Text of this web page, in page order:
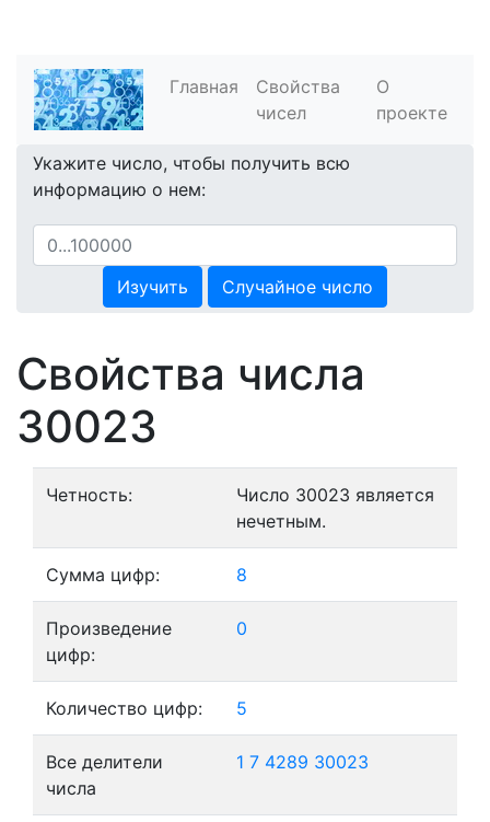
Главная
Свойства
чисел
О
проекте
Укажите число, чтобы получить всю
информацию о нем:
Изучить Случайное число
Свойства числа
30023
Четность:
Число 30023 является
нечетным.
Сумма цифр: 8
Произведение
цифр:
0
Количество цифр: 5
Все делители
числа
1 7 4289 30023